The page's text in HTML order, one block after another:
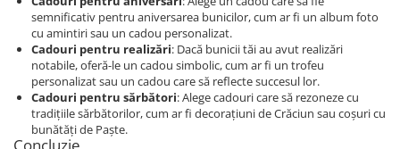
semnificativ pentru aniversarea bunicilor, cum ar fi un album foto
cu amintiri sau un cadou personalizat.
Cadouri pentru realizări: Dacă bunicii tăi au avut realizări
notabile, oferă-le un cadou simbolic, cum ar fi un trofeu
personalizat sau un cadou care să reflecte succesul lor.
Cadouri pentru sărbători: Alege cadouri care să rezoneze cu
tradițiile sărbătorilor, cum ar fi decorațiuni de Crăciun sau coșuri cu
bunătăți de Paște.